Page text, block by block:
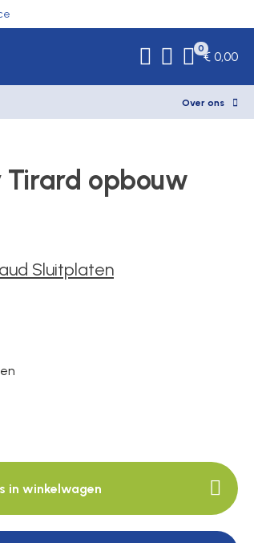
0
€ 0,00
Over ons
opbouw
Sluitplaten
in winkelwagen